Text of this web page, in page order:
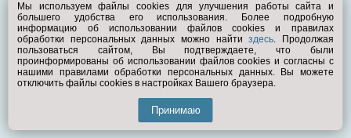
© Exist.ru 1998—2026
Мы используем файлы cookies для улучшения работы сайта и
большего удобства его использования. Более подробную
информацию об использовании файлов cookies и правилах
обработки персональных данных можно найтиздесь. Продолжая
пользоваться сайтом, Вы подтверждаете, что были
проинформированы об использовании файлов cookies и согласны с
нашими правилами обработки персональных данных. Вы можете
отключить файлы cookies в настройках Вашего браузера.
Принимаю